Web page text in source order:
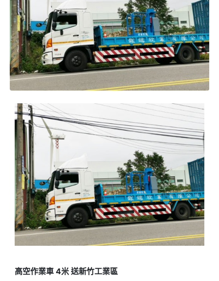
高空作業車 4米 送新竹工業區